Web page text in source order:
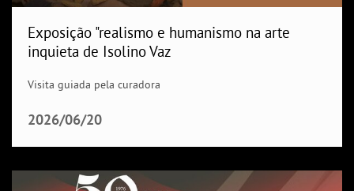
Exposição "realismo e humanismo na arte
inquieta de Isolino Vaz
Visita guiada pela curadora
2026/06/20